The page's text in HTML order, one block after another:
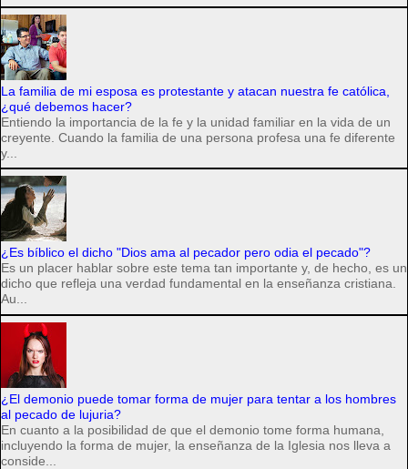
La familia de mi esposa es protestante y atacan nuestra fe católica,
¿qué debemos hacer?
Entiendo la importancia de la fe y la unidad familiar en la vida de un
creyente. Cuando la familia de una persona profesa una fe diferente
y...
¿Es bíblico el dicho "Dios ama al pecador pero odia el pecado"?
Es un placer hablar sobre este tema tan importante y, de hecho, es un
dicho que refleja una verdad fundamental en la enseñanza cristiana.
Au...
¿El demonio puede tomar forma de mujer para tentar a los hombres
al pecado de lujuria?
En cuanto a la posibilidad de que el demonio tome forma humana,
incluyendo la forma de mujer, la enseñanza de la Iglesia nos lleva a
conside...